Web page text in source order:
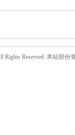
Rights Reserved. 本站